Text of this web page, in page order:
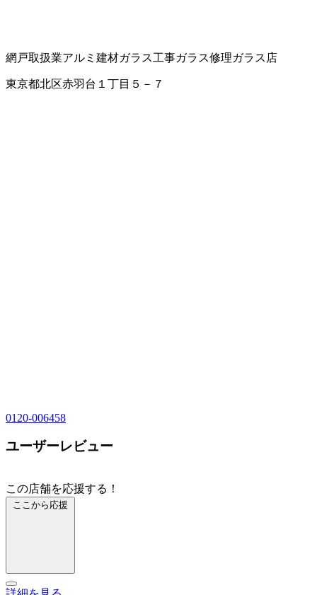
網戸取扱業アルミ建材ガラス工事ガラス修理ガラス店
東京都北区赤羽台１丁目５－７
0120-006458
ユーザーレビュー
この店舗を応援する！
ここから応援